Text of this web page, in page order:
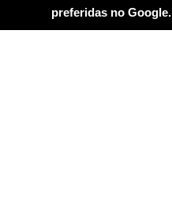
preferidas no Google.